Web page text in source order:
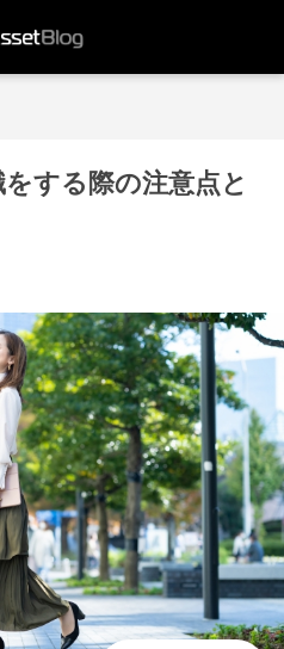
する際の注意点と